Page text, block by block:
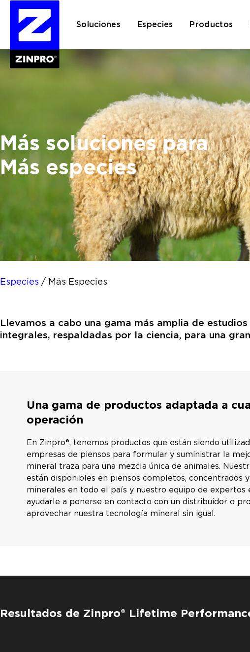
Soluciones Especies Productos
Más soluciones para
Más especies
Especies / Más Especies
Llevamos a cabo una gama más amplia de
integrales, respaldadas por la ciencia, para una
Una gama de productos adaptada a
operación
En Zinpro®, tenemos productos que están siendo
empresas de piensos para formular y suministrar la
mineral traza para una mezcla única de animales.
están disponibles en piensos completos, concentrados
minerales en todo el país y nuestro equipo de expertos
ayudarle a ponerse en contacto con un distribuidor o
aprovechar nuestra tecnología mineral sin igual.
Resultados de Zinpro® Lifetime